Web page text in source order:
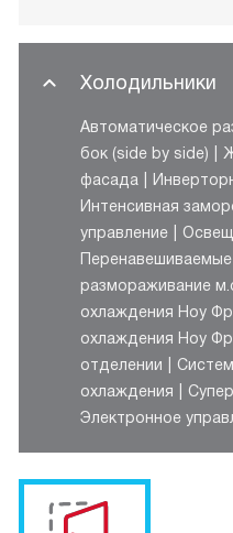
Холодильники
Автоматическое
бок (side by side)
фасада
Интенсивная
управление
размораживание
охлаждения Ноу
охлаждения Ноу
отделении
охлаждения
Электронное